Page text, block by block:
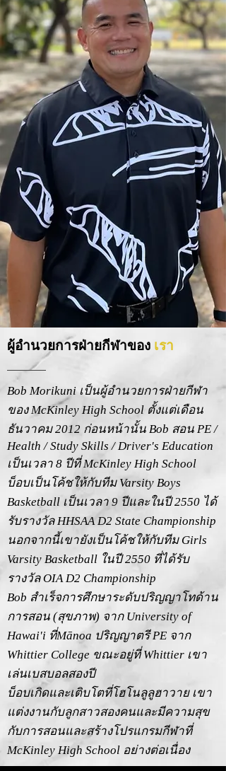
ผู้อำนวยการฝ่ายกีฬาของ เรา
Bob Morikuni เป็นผู้อำนวยการฝ่ายกีฬา
ของ McKinley High School ตั้งแต่เดือน
ธันวาคม 2012 ก่อนหน้านั้น Bob สอน PE /
Health / Study Skills / Driver's Education
เป็นเวลา 8 ปีที่ McKinley High School
บ็อบเป็นโค้ชให้กับทีม Varsity Boys
Basketball เป็นเวลา 9 ปีและในปี 2550 ได้
รับรางวัล HHSAA D2 State Championship
นอกจากนี้เขายังเป็นโค้ชให้กับทีม Girls
Varsity Basketball ในปี 2550 ที่ได้รับ
รางวัล OIA D2 Championship
Bob สำเร็จการศึกษาระดับปริญญาโทด้าน
การสอน (สุขภาพ) จาก University of
Hawai'i ที่Mānoa ปริญญาตรี PE จาก
Whittier College ขณะอยู่ที่ Whittier เขา
เล่นเบสบอลสองปี
บ็อบเกิดและเติบโตที่โฮโนลูลูฮาวาย เขา
แต่งงานกับลูกสาวสองคนและมีความสุข
กับการสอนและสร้างโปรแกรมกีฬาที่
McKinley High School อย่างต่อเนื่อง